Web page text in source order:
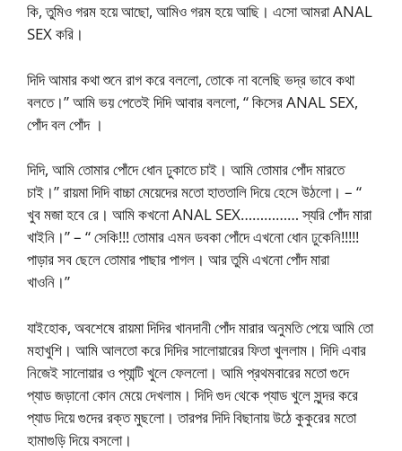
কি, তুমিও গরম হয়ে আছো, আমিও গরম হয়ে আছি। এসো আমরা ANAL
SEX করি।
দিদি আমার কথা শুনে রাগ করে বললো, তোকে না বলেছি ভদ্র ভাবে কথা
বলতে।” আমি ভয় পেতেই দিদি আবার বললো, “ কিসের ANAL SEX,
পোঁদ বল পোঁদ ।
দিদি, আমি তোমার পোঁদে ধোন ঢুকাতে চাই। আমি তোমার পোঁদ মারতে
চাই।” রায়মা দিদি বাচ্চা মেয়েদের মতো হাততালি দিয়ে হেসে উঠলো। – “
খুব মজা হবে রে। আমি কখনো ANAL SEX…………… স্যরি পোঁদ মারা
খাইনি।” – “ সেকি!!! তোমার এমন ডবকা পোঁদে এখনো ধোন ঢুকেনি!!!!!
পাড়ার সব ছেলে তোমার পাছার পাগল। আর তুমি এখনো পোঁদ মারা
খাওনি।”
যাইহোক, অবশেষে রায়মা দিদির খানদানী পোঁদ মারার অনুমতি পেয়ে আমি তো
মহাখুশি। আমি আলতো করে দিদির সালোয়ারের ফিতা খুললাম। দিদি এবার
নিজেই সালোয়ার ও প্যান্টি খুলে ফেললো। আমি প্রথমবারের মতো গুদে
প্যাড জড়ানো কোন মেয়ে দেখলাম। দিদি গুদ থেকে প্যাড খুলে সুন্দর করে
প্যাড দিয়ে গুদের রক্ত মুছলো। তারপর দিদি বিছানায় উঠে কুকুরের মতো
হামাগুড়ি দিয়ে বসলো।